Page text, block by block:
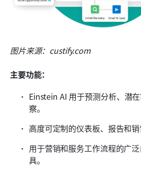
图片来源：custify.com
主要功能：
Einstein AI 用于预测分析、潜
察。
高度可定制的仪表板、报告和销
用于营销和服务工作流程的广
具。